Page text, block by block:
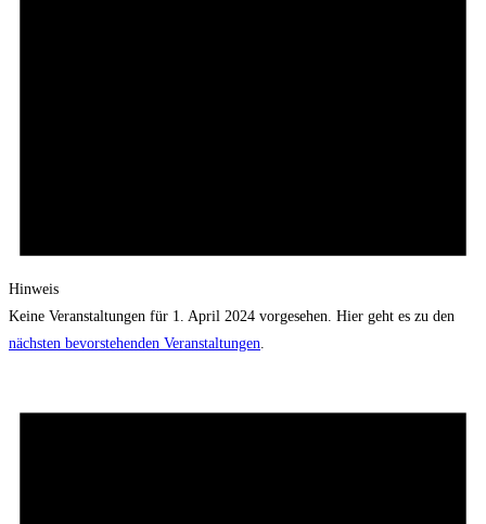
Hinweis
Keine Veranstaltungen für 1. April 2024 vorgesehen. Hier geht es zu den
nächsten bevorstehenden Veranstaltungen